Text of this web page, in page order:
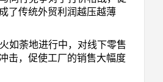
了传统外贸利润越压越薄
如荼地进行中，对线下零售
击，促使工厂的销售大幅度